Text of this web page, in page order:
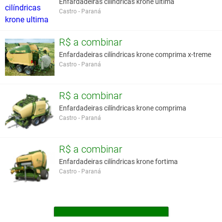
Enfardadeiras cilíndricas krone ultima
Castro - Paraná
R$ a combinar
Enfardadeiras cilíndricas krone comprima x-treme
Castro - Paraná
R$ a combinar
Enfardadeiras cilíndricas krone comprima
Castro - Paraná
R$ a combinar
Enfardadeiras cilíndricas krone fortima
Castro - Paraná